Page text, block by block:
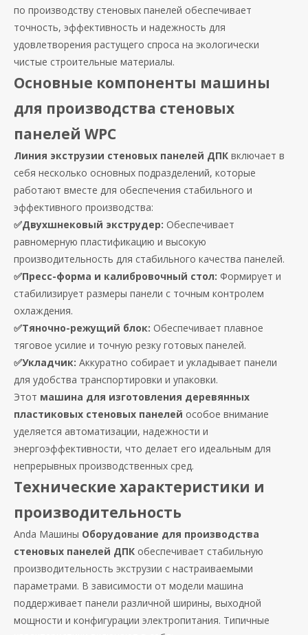
по производству стеновых панелей обеспечивает
точность, эффективность и надежность для
удовлетворения растущего спроса на экологически
чистые строительные материалы.
Основные компоненты машины
для производства стеновых
панелей WPC
Линия экструзии стеновых панелей ДПК включает в
себя несколько основных подразделений, которые
работают вместе для обеспечения стабильного и
эффективного производства:
✅Двухшнековый экструдер: Обеспечивает
равномерную пластификацию и высокую
производительность для стабильного качества панелей.
✅Пресс-форма и калибровочный стол: Формирует и
стабилизирует размеры панели с точным контролем
охлаждения.
✅Тяночно-режущий блок: Обеспечивает плавное
тяговое усилие и точную резку готовых панелей.
✅Укладчик: Аккуратно собирает и укладывает панели
для удобства транспортировки и упаковки.
Этот машина для изготовления деревянных
пластиковых стеновых панелей особое внимание
уделяется автоматизации, надежности и
энергоэффективности, что делает его идеальным для
непрерывных производственных сред.
Технические характеристики и
производительность
Anda Машины Оборудование для производства
стеновых панелей ДПК обеспечивает стабильную
производительность экструзии с настраиваемыми
параметрами. В зависимости от модели машина
поддерживает панели различной ширины, выходной
мощности и конфигурации электропитания. Типичные